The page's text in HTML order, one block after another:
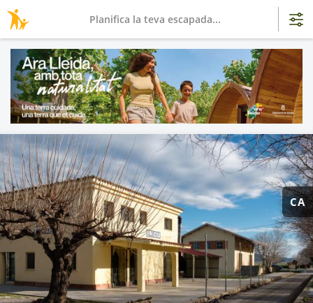
CA
Planifica la teva escapada...